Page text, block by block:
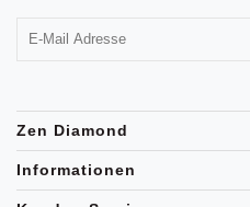
Zen Diamond
Informationen